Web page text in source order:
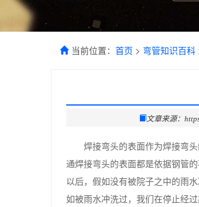
当前位置： 首页 > 弯管知识百科
文章来源：
焊接弯头的表面作为焊接弯
通焊接弯头的表面都是依据钢管
以后，假如没有被院子之中的雨
如被雨水冲洗过，我们在停止经